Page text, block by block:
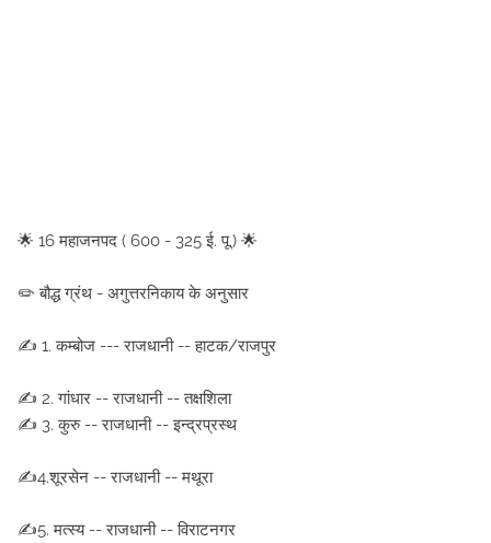
🌟 16 महाजनपद ( 600 - 325 ई. पू.) 🌟
✏️ बौद्ध ग्रंथ - अगुत्तरनिकाय के अनुसार
✍️ 1. कम्बोज --- राजधानी -- हाटक/राजपुर
✍️ 2. गांधार -- राजधानी -- तक्षशिला
✍️ 3. कुरु -- राजधानी -- इन्द्रप्रस्थ
✍️4.शूरसेन -- राजधानी -- मथूरा
✍️5. मत्स्य -- राजधानी -- विराटनगर